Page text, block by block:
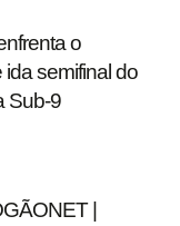
o
semifinal do
Sub-9
|